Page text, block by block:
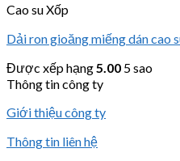
Cao su Xốp
Dải ron gioăng miếng dán cao
Được xếp hạng5.00 5 sao
Thông tin công ty
Giới thiệu công ty
Thông tin liên hệ